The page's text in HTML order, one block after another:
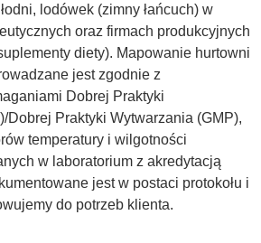
lodówek (zimny łańcuch) w
oraz firmach produkcyjnych
diety). Mapowanie hurtowni
jest zgodnie z
Dobrej Praktyki
Dobrej Praktyki Wytwarzania (GMP),
temperatury i wilgotności
w laboratorium z akredytacją
jest w postaci protokołu i
do potrzeb klienta.